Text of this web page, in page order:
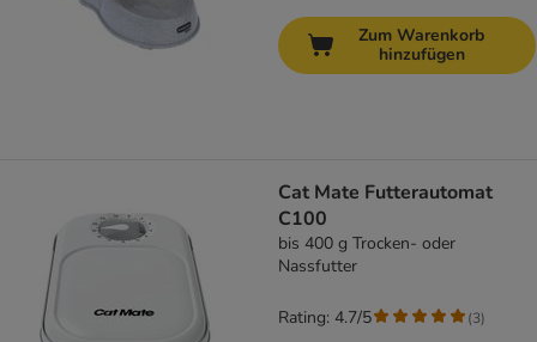
Zum Warenkorb
hinzufügen
Cat Mate Futterautomat
C100
bis 400 g Trocken- oder
Nassfutter
Rating: 4.7/5 (3)